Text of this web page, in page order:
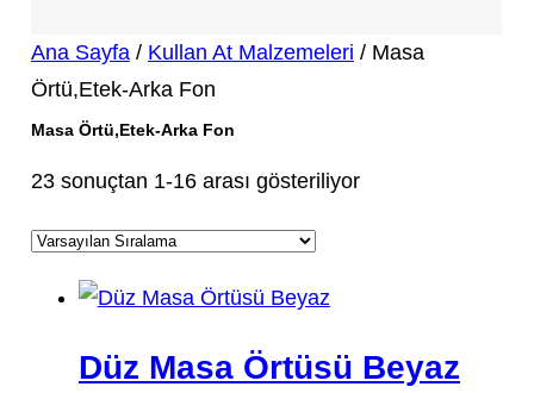
Ana Sayfa/ Kullan At Malzemeleri / Masa
Örtü,Etek-Arka Fon
Masa Örtü,Etek-Arka Fon
23 sonuçtan 1-16 arası gösteriliyor
Düz Masa Örtüsü Beyaz